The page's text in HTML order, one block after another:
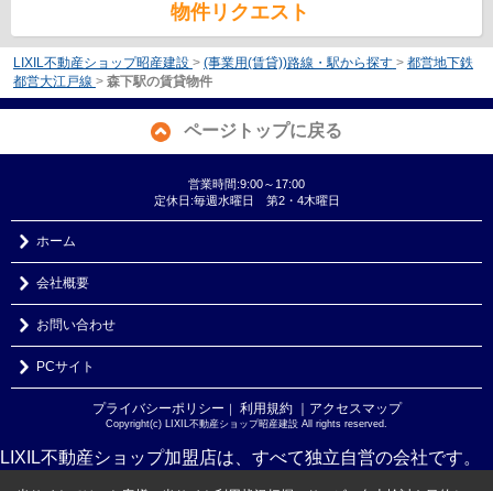
物件リクエスト
LIXIL不動産ショップ昭産建設 > (事業用(賃貸))路線・駅から探す > 都営地下鉄
都営大江戸線 > 森下駅の賃貸物件
ページトップに戻る
営業時間:9:00～17:00
定休日:毎週水曜日 第2・4木曜日
ホーム
会社概要
お問い合わせ
PCサイト
プライバシーポリシー ｜ 利用規約 ｜アクセスマップ
Copyright(c) LIXIL不動産ショップ昭産建設 All rights reserved.
LIXIL不動産ショップ加盟店は、すべて独立自営の会社です。